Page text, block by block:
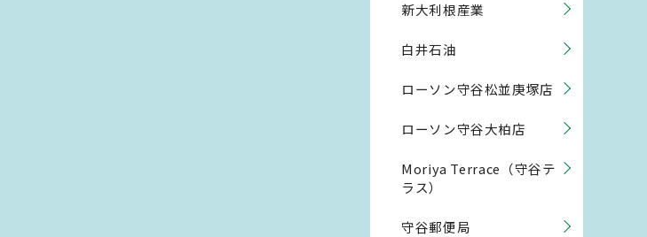
新大利根産業
白井石油
ローソン守谷松並庚塚店
ローソン守谷大柏店
Moriya Terrace（守谷テ
ラス）
守谷郵便局